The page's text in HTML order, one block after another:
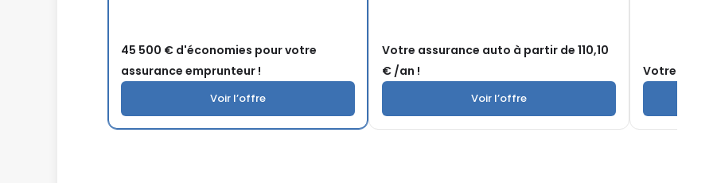
45 500 € d'économies pour votre
assurance emprunteur !
Voir l’offre
Votre assurance auto à partir de 110,10
€ /an !
Voir l’offre
Votre